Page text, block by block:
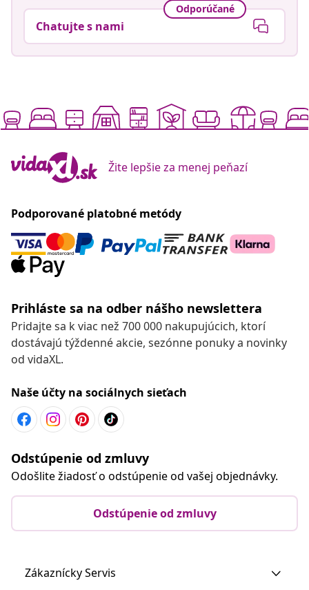
Odporúčané
Chatujte s nami
Žite lepšie za menej peňazí
Podporované platobné metódy
Prihláste sa na odber nášho newslettera
Pridajte sa k viac než 700 000 nakupujúcich, ktorí
dostávajú týždenné akcie, sezónne ponuky a novinky
od vidaXL.
Naše účty na sociálnych sieťach
Odstúpenie od zmluvy
Odošlite žiadosť o odstúpenie od vašej objednávky.
Odstúpenie od zmluvy
Zákaznícky Servis